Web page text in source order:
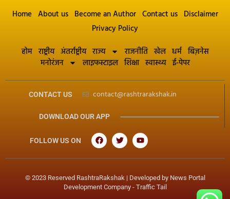
Home About us Become an Author Contact us Disclaimer
Privacy Policy
होम राष्ट्रीय अंतर्राष्ट्रीय राज्य राजनीति खेल धर्म बिज़नेस
मनोरंजन
लाइफस्टाइल शिक्षा स्वास्थ्य ई-पेपर
CONTACT US contact@rashtrarakshak.in
DOWNLOAD OUR APP
FOLLOW US ON
© 2023 Reserved RashtraRakshak | Developed by News Portal
Development Company- Traffic Tail